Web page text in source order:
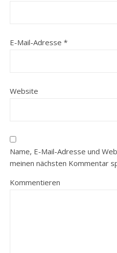
E-Mail-Adresse *
Website
Name, E-Mail-Adresse und
meinen nächsten Kommentar
Kommentieren